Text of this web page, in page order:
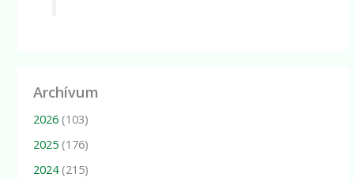
Archívum
2026 (103)
2025 (176)
2024(215)